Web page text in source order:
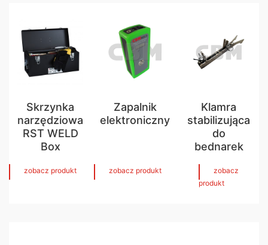
Skrzynka
narzędziowa
RST WELD
Box
zobacz produkt
Zapalnik
elektroniczny
zobacz produkt
Klamra
stabilizująca
do
bednarek
zobacz
produkt